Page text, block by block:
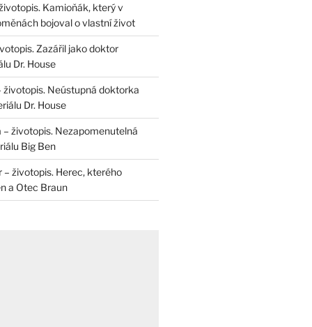
Kamioňák, který v
bojoval o vlastní život
Zazářil jako doktor
Dr. House
životopis. Neústupná doktorka
Dr. House
– životopis. Nezapomenutelná
Big Ben
– životopis. Herec, kterého
a Otec Braun